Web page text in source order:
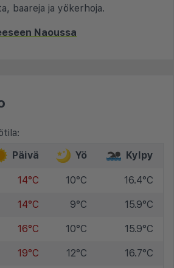
baareja ja yökerhoja.
Naoussa
Päivä
Yö Kylpy
14°C 10°C 16.4°C
14°C 9°C 15.9°C
16°C 10°C 15.9°C
19°C 12°C 16.7°C